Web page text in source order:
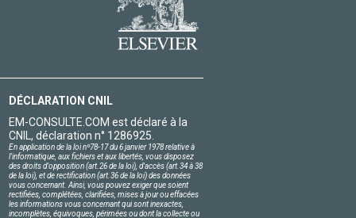
DÉCLARATION CNIL
EM-CONSULTE.COM est déclaré à la
CNIL, déclaration n° 1286925.
En application de la loi nº78-17 du 6 janvier 1978 relative à
l'informatique, aux fichiers et aux libertés, vous disposez
des droits d'opposition (art.26 de la loi), d'accès (art.34 à 38
de la loi), et de rectification (art.36 de la loi) des données
vous concernant. Ainsi, vous pouvez exiger que soient
rectifiées, complétées, clarifiées, mises à jour ou effacées
les informations vous concernant qui sont inexactes,
incomplètes, équivoques, périmées ou dont la collecte ou